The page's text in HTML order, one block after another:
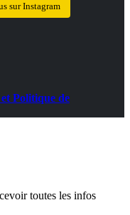
sur Instagram
Politique de
toutes les infos